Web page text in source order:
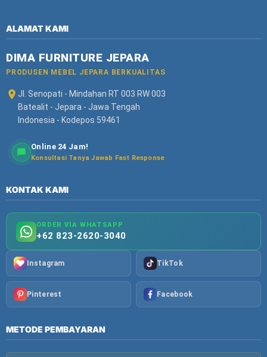
ALAMAT KAMI
DIMA FURNITURE JEPARA
PRODUSEN MEBEL JEPARA BERKUALITAS
Jl. Senopati - Mindahan RT 003 RW 003
Batealit - Jepara - Jawa Tengah
Indonesia - Kodepos 59461
Online 24 Jam!
Konsultasi Tanya Jawab Fast Response
KONTAK KAMI
ORDER VIA WHATSAPP
+62 823-2620-3040
Instagram TikTok
Pinterest Facebook
METODE PEMBAYARAN